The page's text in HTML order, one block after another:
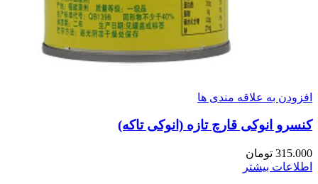
افزودن به علاقه مندی ها
کنسرو انوکی قارچ تازه (انوکی تاکه)
315.000 تومان
اطلاعات بیشتر